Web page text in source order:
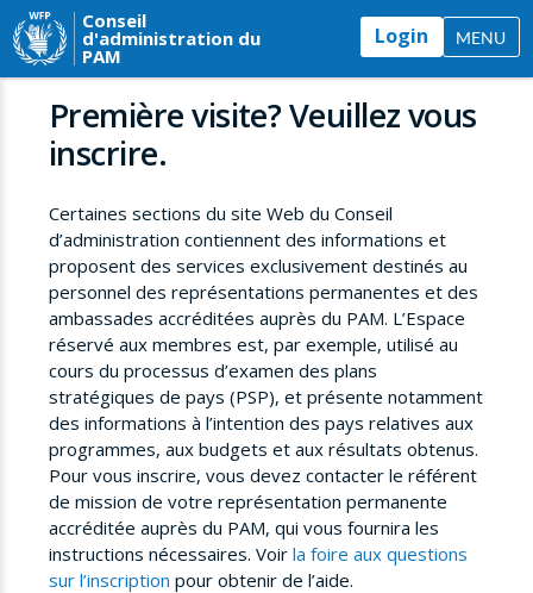
Conseil
d'administration du
PAM
Login MENU
Première visite? Veuillez vous
inscrire.
Certaines sections du site Web du Conseil
d’administration contiennent des informations et
proposent des services exclusivement destinés au
personnel des représentations permanentes et des
ambassades accréditées auprès du PAM. L’Espace
réservé aux membres est, par exemple, utilisé au
cours du processus d’examen des plans
stratégiques de pays (PSP), et présente notamment
des informations à l’intention des pays relatives aux
programmes, aux budgets et aux résultats obtenus.
Pour vous inscrire, vous devez contacter le référent
de mission de votre représentation permanente
accréditée auprès du PAM, qui vous fournira les
instructions nécessaires. Voir la foire aux questions
sur l’inscription pour obtenir de l’aide.